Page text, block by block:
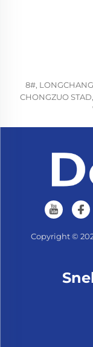
8#,
CHONGZUO
Copyright ©